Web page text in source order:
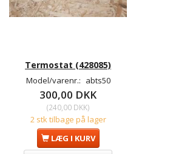
Termostat (428085)
Model/varenr.: abts50
300,00 DKK
(240,00 DKK)
2 stk tilbage på lager
LÆG I KURV